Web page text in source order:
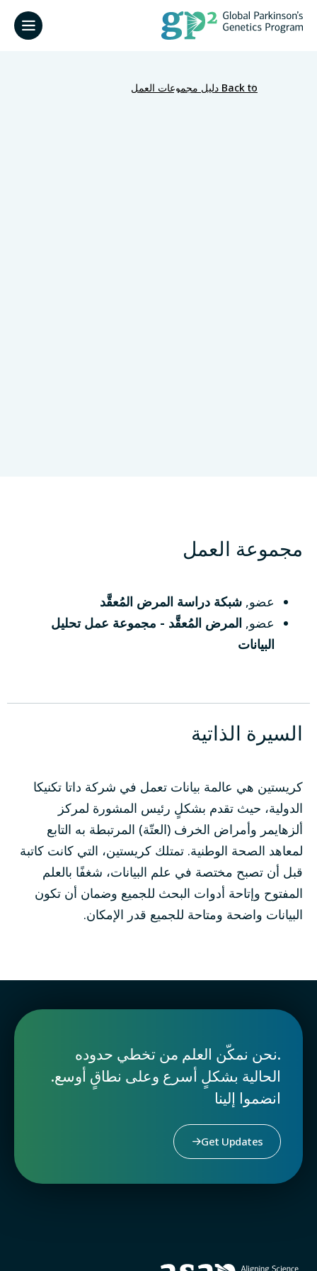
Back to دليل مجموعات العمل
مجموعة العمل
عضو, شبكة دراسة المرض المُعقَّد
عضو, المرض المُعقَّد - مجموعة عمل تحليل
البيانات
السيرة الذاتية
كريستين هي عالمة بيانات تعمل في شركة داتا تكنيكا
الدولية، حيث تقدم بشكلٍ رئيس المشورة لمركز
ألزهايمر وأمراض الخرف (العتّة) المرتبطة به التابع
لمعاهد الصحة الوطنية. تمتلك كريستين، التي كانت كاتبة
قبل أن تصبح مختصة في علم البيانات، شغفًا بالعلم
المفتوح وإتاحة أدوات البحث للجميع وضمان أن تكون
البيانات واضحة ومتاحة للجميع قدر الإمكان.
.نحن نمكّن العلم من تخطي حدوده
الحالية بشكلٍ أسرع وعلى نطاقٍ أوسع.
انضموا إلينا
Get Updates